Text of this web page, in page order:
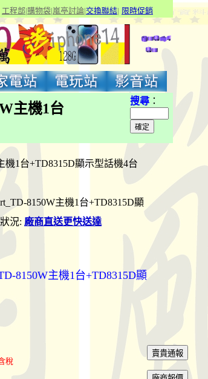
工程部|購物袋|嵐亭討論|交換聯結| 限時促銷
主機1台
搜尋 ：
機1台+TD8315D顯示型話機4台
8150W主機1台+TD8315D顯
況: 廠商直送更快送達
8150W主機1台+TD8315D顯
稅